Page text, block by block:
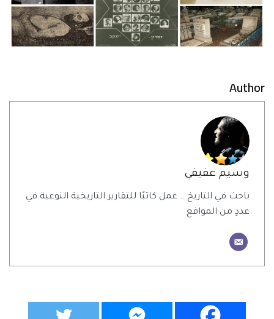
Author
وسيم عفيفي
باحث في التاريخ .. عمل كاتبًا للتقارير التاريخية النوعية في
عددٍ من المواقع